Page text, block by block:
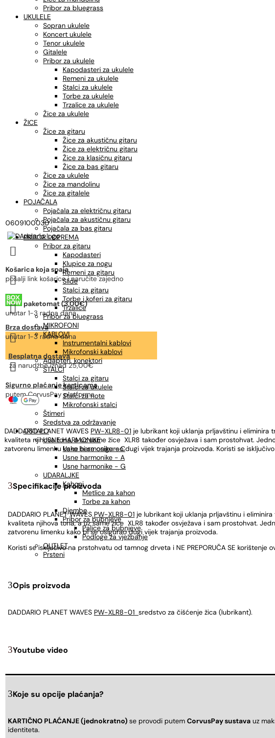
Pribor za bluegrass
UKULELE
Sopran ukulele
Koncert ukulele
Tenor ukulele
Gitalele
Pribor za ukulele
Kapodasteri za ukulele
Remeni za ukulele
Stalci za ukulele
Torbe za ukulele
Trzalice za ukulele
Žice za ukulele
ŽICE
Žice za gitaru
Žice za akustičnu gitaru
Žice za električnu gitaru
Žice za klasičnu gitaru
Žice za bas gitaru
Žice za ukulele
Žice za mandolinu
Žice za gitalele
POJAČALA
Pojačala za električnu gitaru
Pojačala za akustičnu gitaru
Pojačala za bas gitaru
PRIBOR I OPREMA
Pribor za gitaru
Kapodasteri
Klupice za nogu
Remeni za gitaru
Slide
Stalci za gitaru
Torbe i koferi za gitaru
Trzalice
Pribor za bluegrass
MIKROFONI
KABLOVI
Instrumentalni kablovi
Mikrofonski kablovi
Adapteri, konektori
STALCI
Stalci za gitaru
Stalci za ukulele
Stalci za note
Mikrofonski stalci
Štimeri
Sredstva za održavanje
OSTALO
USNE HARMONIKE
Usne harmonike - C
Usne harmonike - A
Usne harmonike - G
UDARALJKE
Kahoni
Metlice za kahon
Torbe za kahon
Djembe
Pribor za bubnjeve
Palice za bubnjeve
Podloge za vježbanje
OUTLET
Prsteni
0609100030

Košarica koja spaja
pošalji link košarice i naručite zajedno

paketomat (3,00€)
unutar 1-3 radna dana

Brza dostava
unutar 1-3 radna dana

Besplatna dostava
za narudžbeiznad 25,00€

Sigurno plaćanje karticama
putem CorvusPay platforme
DADDARIO PLANET WAVES PW-XLR8-01 je lubrikant koji uklanja prljavštinu i eliminira
kvaliteta njihova tona, a uz same žice XLR8 također osvježava i sam prostohvat.
zatvorenu limenku kako bi se osigurao dugi vijek trajanja proizvoda. Koristi se
Specifikacije proizvoda
DADDARIO PLANET WAVES PW-XLR8-01 je lubrikant koji uklanja prljavštinu i
kvaliteta njihova tona, a uz same žice XLR8 također osvježava i sam prostohvat.
zatvorenu limenku kako bi se osigurao dugi vijek trajanja proizvoda.
Koristi se isključivo na prstohvatu od tamnog drveta i NE PREPORUČA SE korištenje
Opis proizvoda
DADDARIO PLANET WAVES PW-XLR8-01 sredstvo za čišćenje žica (lubrikant).
Youtube video
Koje su opcije plaćanja?
KARTIČNO PLAĆANJE (jednokratno) se provodi putem CorvusPay sustava uz
identiteta.